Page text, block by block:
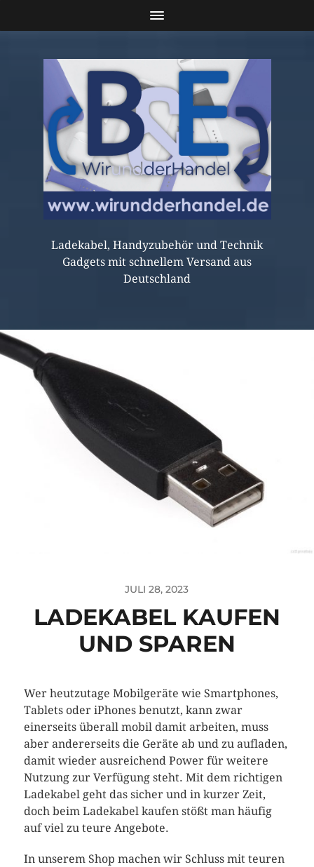
Ladekabel, Handyzubehör und Technik
Gadgets mit schnellem Versand aus
Deutschland
JULI 28, 2023
LADEKABEL KAUFEN
UND SPAREN
Wer heutzutage Mobilgeräte wie Smartphones,
Tablets oder iPhones benutzt, kann zwar
einerseits überall mobil damit arbeiten, muss
aber andererseits die Geräte ab und zu aufladen,
damit wieder ausreichend Power für weitere
Nutzung zur Verfügung steht. Mit dem richtigen
Ladekabel geht das sicher und in kurzer Zeit,
doch beim Ladekabel kaufen stößt man häufig
auf viel zu teure Angebote.
In unserem Shop machen wir Schluss mit teuren